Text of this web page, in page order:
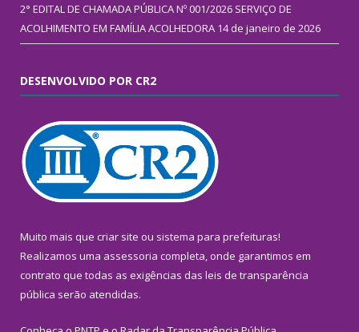
2° EDITAL DE CHAMADA PÚBLICA Nº 001/2026 SERVIÇO DE
ACOLHIMENTO EM FAMÍLIA ACOLHEDORA 14 de janeiro de 2026
DESENVOLVIDO POR CR2
Muito mais que criar site ou sistema para prefeituras!
Realizamos uma assessoria completa, onde garantimos em
contrato que todas as exigências das leis de transparência
pública serão atendidas.